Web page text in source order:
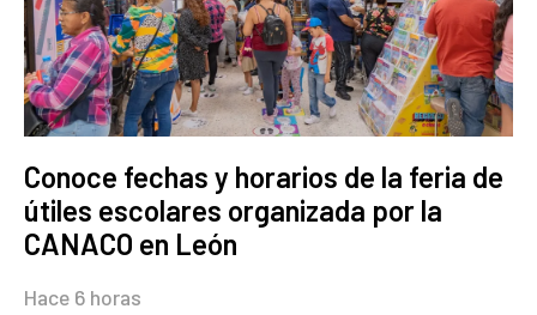
Conoce fechas y horarios de la feria de
útiles escolares organizada por la
CANACO en León
Hace 6 horas